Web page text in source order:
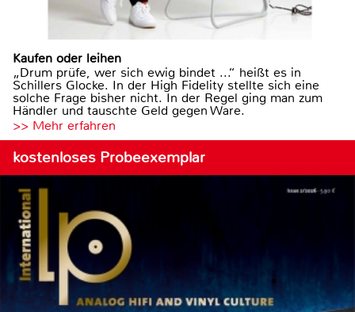
Kaufen oder leihen
„Drum prüfe, wer sich ewig bindet ...“ heißt es in
Schillers Glocke. In der High Fidelity stellte sich eine
solche Frage bisher nicht. In der Regel ging man zum
Händler und tauschte Geld gegen Ware.
>> Mehr erfahren
kostenloses Probeexemplar